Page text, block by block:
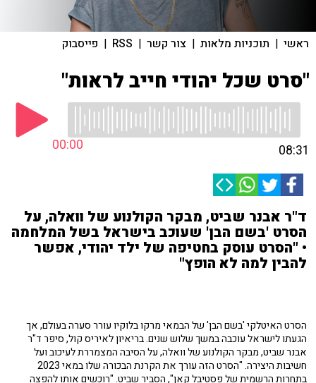
ראשי | תוכניות מלאות | צור קשר |
RSS
| פייסבוק
"סרט שכל יהודי חייב לראות"
00:00 08:31
ד"ר אבנר שביט, מבקר הקולנוע של וואלה, על
הסרט 'בשם הבן' שעוכב בישראל בשל המלחמה
• "הסרט עוסק בחטיפה של ילד יהודי, אפשר
להבין למה לא הופץ"
הסרט האיטלקי 'בשם הבן' של הבמאי מרקו בלוקיו עורר סערה בעולם, אך
הגעתו לישראל עוכבה במשך שלוש שנים. בריאיון לאיריס קול, סיפר ד"ר
אבנר שביט, מבקר הקולנוע של וואלה, על הסיבה המצמררת לעיכוב ועל
חשיבות היצירה. "הסרט הזה עורך את הקרנת הבכורה שלו במאי 2023
בתחרות הרשמית של פסטיבל קאן", הסביר שביט. "רוכשים אותו להפצה